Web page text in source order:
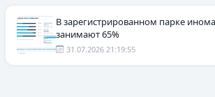
В зарегистрированном парке
занимают 65%
31.07.2026 21:19:55